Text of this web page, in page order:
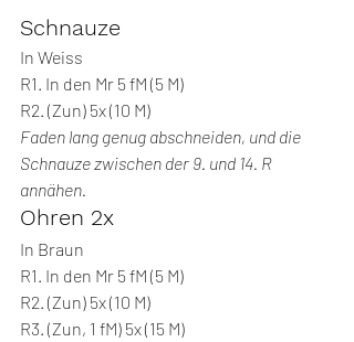
Schnauze
In Weiss
R1. In den Mr 5 fM (5 M)
R2. (Zun) 5x (10 M)
Faden lang genug abschneiden, und die
Schnauze zwischen der 9. und 14. R
annähen.
Ohren 2x
In Braun
R1. In den Mr 5 fM (5 M)
R2. (Zun) 5x (10 M)
R3. (Zun, 1 fM) 5x (15 M)